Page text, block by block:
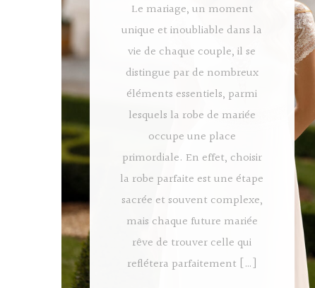
Le mariage, un moment
unique et inoubliable dans la
vie de chaque couple, il se
distingue par de nombreux
éléments essentiels, parmi
lesquels la robe de mariée
occupe une place
primordiale. En effet, choisir
la robe parfaite est une étape
sacrée et souvent complexe,
mais chaque future mariée
rêve de trouver celle qui
reflétera parfaitement […]